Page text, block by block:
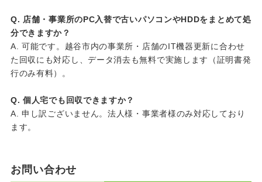
Q. 店舗・事業所のPC入替で古いパソコンやHDDをまとめて処
分できますか？
A. 可能です。越谷市内の事業所・店舗のIT機器更新に合わせ
た回収にも対応し、データ消去も無料で実施します（証明書発
行のみ有料）。
Q. 個人宅でも回収できますか？
A. 申し訳ございません。法人様・事業者様のみ対応しており
ます。
お問い合わせ